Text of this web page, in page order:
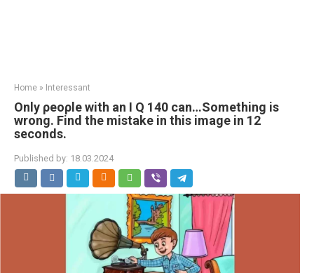
Home » Interessant
Οnly ρeορle with an I Q 140 can…Something is
wrong. Find the mistake in this image in 12
seconds.
Published by: 18.03.2024